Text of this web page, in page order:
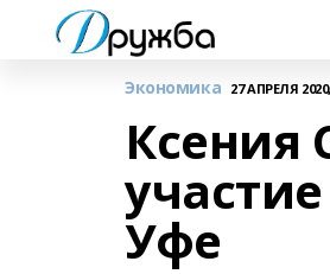
Экономика 27 АПРЕЛЯ
Ксения
Уфе